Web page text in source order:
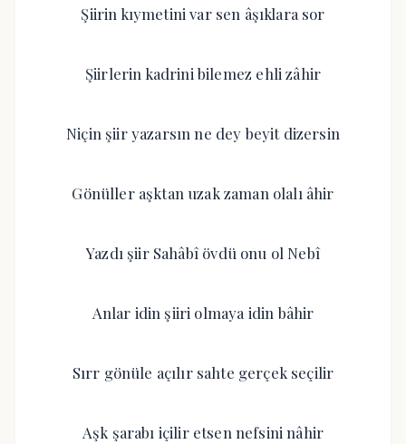
Şiirin kıymetini var sen âşıklara sor
Şiirlerin kadrini bilemez ehli zâhir
Niçin şiir yazarsın ne dey beyit dizersin
Gönüller aşktan uzak zaman olalı âhir
Yazdı şiir Sahâbî övdü onu ol Nebî
Anlar idin şiiri olmaya idin bâhir
Sırr gönüle açılır sahte gerçek seçilir
Aşk şarabı içilir etsen nefsini nâhir